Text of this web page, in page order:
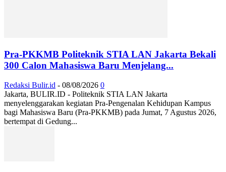
Pra-PKKMB Politeknik STIA LAN Jakarta Bekali
300 Calon Mahasiswa Baru Menjelang...
Redaksi Bulir.id - 08/08/2026 0
Jakarta, BULIR.ID - Politeknik STIA LAN Jakarta
menyelenggarakan kegiatan Pra-Pengenalan Kehidupan Kampus
bagi Mahasiswa Baru (Pra-PKKMB) pada Jumat, 7 Agustus 2026,
bertempat di Gedung...